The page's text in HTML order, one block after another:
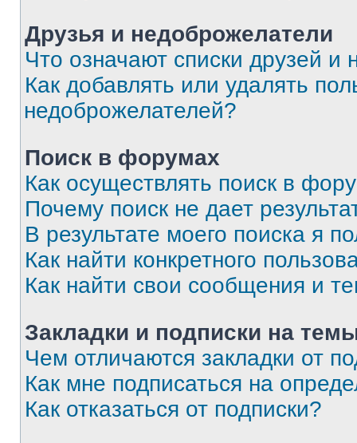
Друзья и недоброжелатели
Что означают списки друзей и
Как добавлять или удалять
недоброжелателей?
Поиск в форумах
Как осуществлять поиск в
Почему поиск не дает
В результате моего поиска я
Как найти конкретного
Как найти свои сообщения и
Закладки и подписки на
Чем отличаются закладки от
Как мне подписаться на
Как отказаться от подписки?